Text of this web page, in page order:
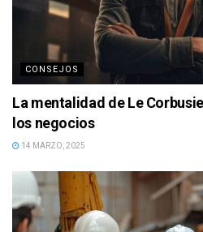
CONSEJOS
La mentalidad de Le
los negocios
14 MARZO, 2025